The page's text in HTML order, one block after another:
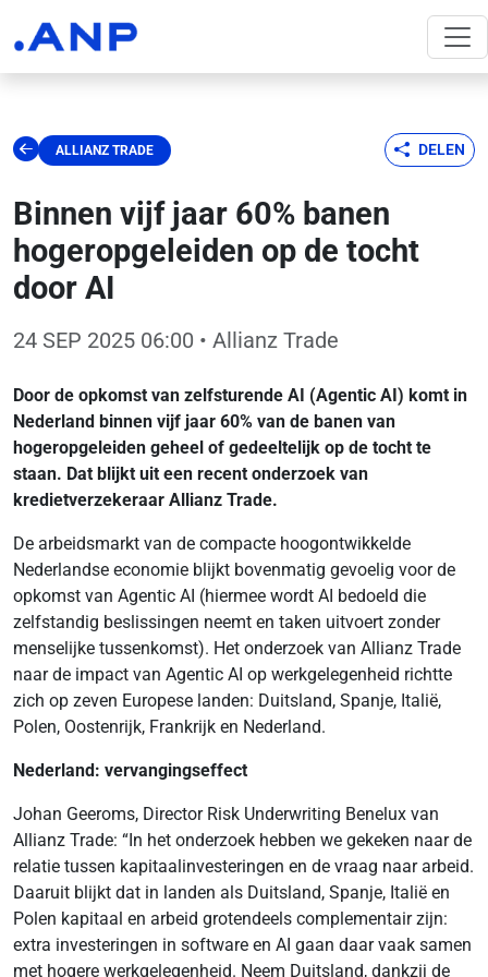
ALLIANZ TRADE DELEN
Binnen vijf jaar 60% banen
hogeropgeleiden op de tocht
door AI
24 SEP 2025 06:00 • Allianz Trade
Door de opkomst van zelfsturende AI (Agentic AI) komt in
Nederland binnen vijf jaar 60% van de banen van
hogeropgeleiden geheel of gedeeltelijk op de tocht te
staan. Dat blijkt uit een recent onderzoek van
kredietverzekeraar Allianz Trade.
De arbeidsmarkt van de compacte hoogontwikkelde
Nederlandse economie blijkt bovenmatig gevoelig voor de
opkomst van Agentic AI (hiermee wordt AI bedoeld die
zelfstandig beslissingen neemt en taken uitvoert zonder
menselijke tussenkomst). Het onderzoek van Allianz Trade
naar de impact van Agentic AI op werkgelegenheid richtte
zich op zeven Europese landen: Duitsland, Spanje, Italië,
Polen, Oostenrijk, Frankrijk en Nederland.
Nederland: vervangingseffect
Johan Geeroms, Director Risk Underwriting Benelux van
Allianz Trade: “In het onderzoek hebben we gekeken naar de
relatie tussen kapitaalinvesteringen en de vraag naar arbeid.
Daaruit blijkt dat in landen als Duitsland, Spanje, Italië en
Polen kapitaal en arbeid grotendeels complementair zijn:
extra investeringen in software en AI gaan daar vaak samen
met hogere werkgelegenheid. Neem Duitsland, dankzij de